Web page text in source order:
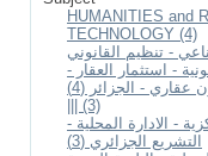
HUMANITIES and
TECHNOLOGY (4)
- تنظيم القانوني
- استثمار العقار -
عقاري - الجزائر (4)
||| (3)
- الادارة المحلية -
التشريع الجزائري (3)